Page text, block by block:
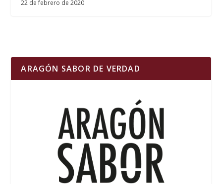
22 de febrero de 2020
ARAGÓN SABOR DE VERDAD